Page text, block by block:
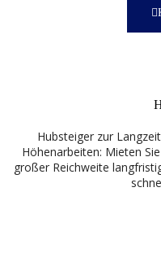
Hubsteiger zur
Höhenarbeiten: Mieten
großer Reichweite